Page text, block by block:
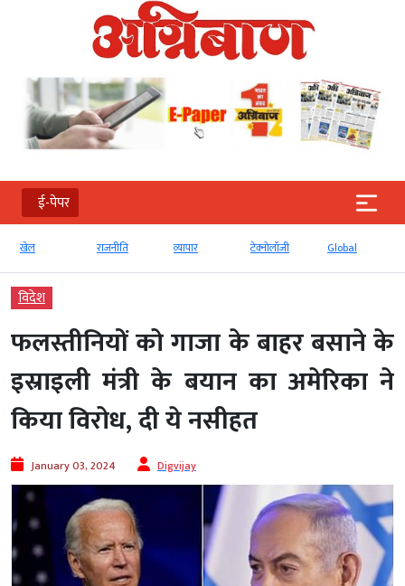
ई-पेपर
खेल राजनीति व्‍यापार टेक्‍नोलॉजी Global
विदेश
फलस्तीनियों को गाजा के बाहर बसाने के
इस्राइली मंत्री के बयान का अमेरिका ने
किया विरोध, दी ये नसीहत
January 03, 2024 Digvijay